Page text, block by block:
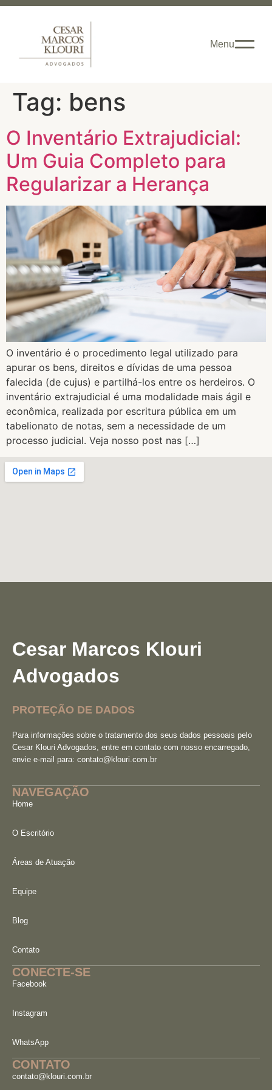
Menu
Tag: bens
O Inventário Extrajudicial:
Um Guia Completo para
Regularizar a Herança
O inventário é o procedimento legal utilizado para
apurar os bens, direitos e dívidas de uma pessoa
falecida (de cujus) e partilhá-los entre os herdeiros. O
inventário extrajudicial é uma modalidade mais ágil e
econômica, realizada por escritura pública em um
tabelionato de notas, sem a necessidade de um
processo judicial. Veja nosso post nas […]
Cesar Marcos Klouri
Advogados
PROTEÇÃO DE DADOS
Para informações sobre o tratamento dos seus dados pessoais pelo
Cesar Klouri Advogados, entre em contato com nosso encarregado,
envie e-mail para: contato@klouri.com.br
NAVEGAÇÃO
Home
O Escritório
Áreas de Atuação
Equipe
Blog
Contato
CONECTE-SE
Facebook
Instagram
WhatsApp
CONTATO
contato@klouri.com.br